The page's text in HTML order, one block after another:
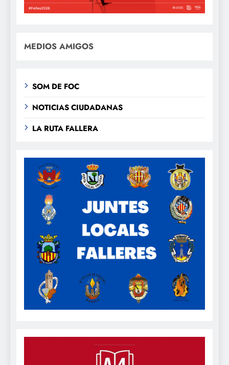
MEDIOS AMIGOS
SOM DE FOC
NOTICIAS CIUDADANAS
LA RUTA FALLERA